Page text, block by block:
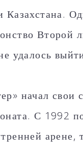
Казахстана.
Второй
удалось
начал свои
С 1992
арене,